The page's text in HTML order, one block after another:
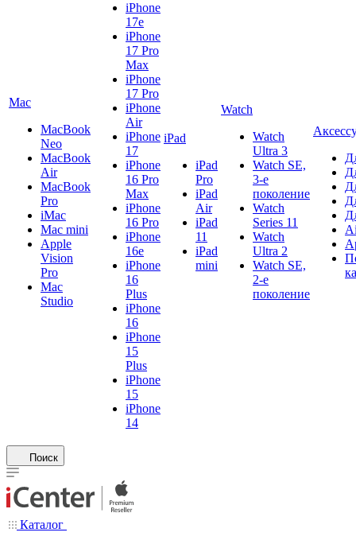
Mac
MacBook
Neo
MacBook
Air
MacBook
Pro
iMac
Mac mini
Apple
Vision
Pro
Mac
Studio
iPhone
17e
iPhone
17 Pro
Max
iPhone
17 Pro
iPhone
Air
iPhone
17
iPhone
16 Pro
Max
iPhone
16 Pro
iPhone
16e
iPhone
16
Plus
iPhone
16
iPhone
15
Plus
iPhone
15
iPhone
14
iPad
iPad
Pro
iPad
Air
iPad
11
iPad
mini
Watch
Watch
Ultra 3
Watch SE,
3-е
поколение
Watch
Series 11
Watch
Ultra 2
Watch SE,
2-е
поколение
Поиск
Каталог